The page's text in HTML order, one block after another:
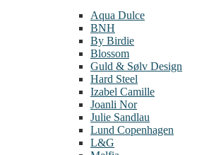
Aqua Dulce
BNH
By Birdie
Blossom
Guld & Sølv Design
Hard Steel
Izabel Camille
Joanli Nor
Julie Sandlau
Lund Copenhagen
L&G